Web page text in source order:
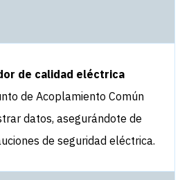
de calidad eléctrica
de Acoplamiento Común
datos, asegurándote de
de seguridad eléctrica.